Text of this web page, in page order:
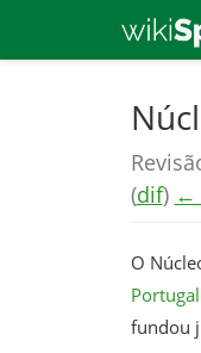
(dif) ←
O
Portugal
fundou